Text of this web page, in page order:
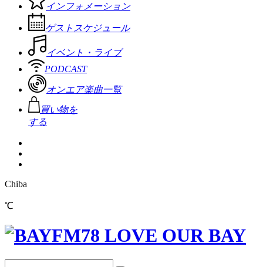
インフォメーション
ゲストスケジュール
イベント・ライブ
PODCAST
オンエア楽曲一覧
買い物を
する
Chiba
℃